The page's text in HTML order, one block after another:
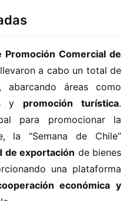
Promoción Comercial de
y promoción turística.
para promocionar la
la “Semana de Chile”
de exportación de bienes
una plataforma
económica y